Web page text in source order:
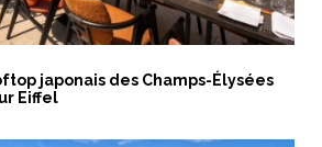
japonais des Champs-Élysées
Eiffel